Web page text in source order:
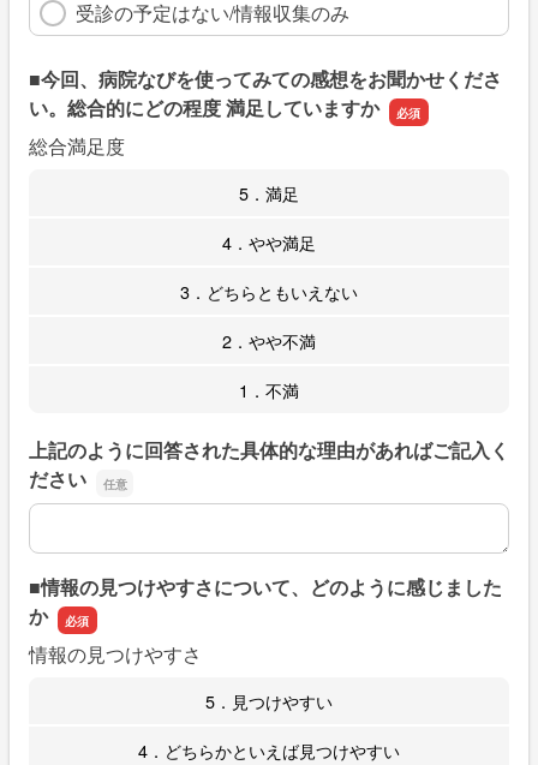
受診の予定はない/情報収集のみ
■今回、病院なびを使ってみての感想をお聞かせくださ
い。総合的にどの程度 満足していますか
総合満足度
5．満足
4．やや満足
3．どちらともいえない
2．やや不満
1．不満
上記のように回答された具体的な理由があればご記入く
ださい
上記のように回答された具体的な理由があればご記入くだ
■情報の見つけやすさについて、どのように感じました
か
情報の見つけやすさ
5．見つけやすい
4．どちらかといえば見つけやすい